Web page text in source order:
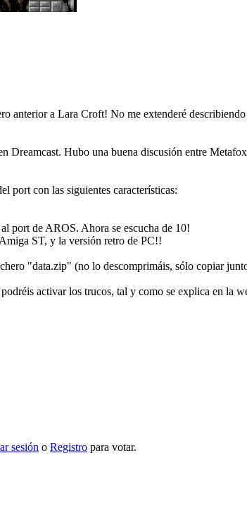
anterior a Lara Croft! No me extenderé
Dreamcast. Hubo una buena discusión entre
port con las siguientes características:
port de AROS. Ahora se escucha de 10!
ST, y la versión retro de PC!!
"data.zip" (no lo descomprimáis, sólo copiar
activar los trucos, tal y como se explica en la
sesión o Registro para votar.